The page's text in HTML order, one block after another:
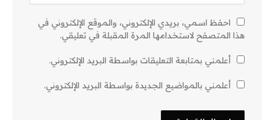
احفظ اسمي، بريدي الإلكتروني، والموقع الإلكتروني في
هذا المتصفح لاستخدامها المرة المقبلة في تعليقي.
أعلمني بمتابعة التعليقات بواسطة البريد الإلكتروني.
أعلمني بالمواضيع الجديدة بواسطة البريد الإلكتروني.